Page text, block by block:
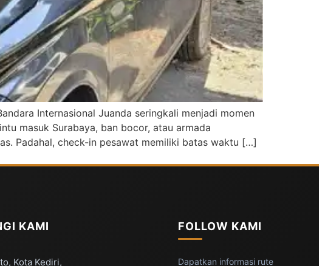
Internasional Juanda seringkali menjadi momen
masuk Surabaya, ban bocor, atau armada
Padahal, check-in pesawat memiliki batas waktu […]
KAMI
Kota Kediri,
FOLLOW KAMI
Dapatkan informasi rute